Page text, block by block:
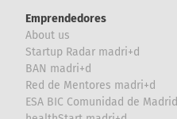
Emprendedores
About us
Startup Radar madri+d
BAN madri+d
Red de Mentores madri+d
ESA BIC Comunidad de Madrid